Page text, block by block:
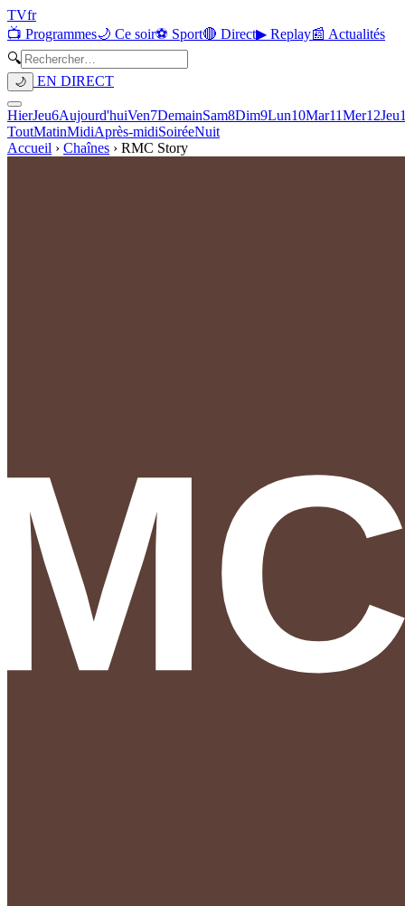
TVfr
📺 Programmes🌙 Ce soir⚽ Sport🔴 Direct▶ Replay📰 Actualités
🔍
🌙 EN DIRECT
HierJeu6Aujourd'huiVen7DemainSam8Dim9Lun10Mar11Mer12Jeu
ToutMatinMidiAprès-midiSoiréeNuit
Accueil › Chaînes › RMC Story